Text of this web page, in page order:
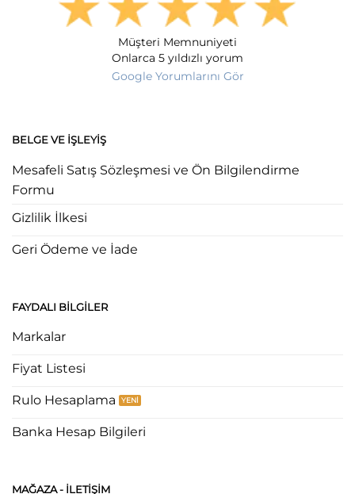
Müşteri Memnuniyeti
Onlarca 5 yıldızlı yorum
Google Yorumlarını Gör
BELGE VE İŞLEYIŞ
Mesafeli Satış Sözleşmesi ve Ön Bilgilendirme
Formu
Gizlilik İlkesi
Geri Ödeme ve İade
FAYDALI BILGILER
Markalar
Fiyat Listesi
Rulo Hesaplama
Banka Hesap Bilgileri
MAĞAZA - ILETIŞIM